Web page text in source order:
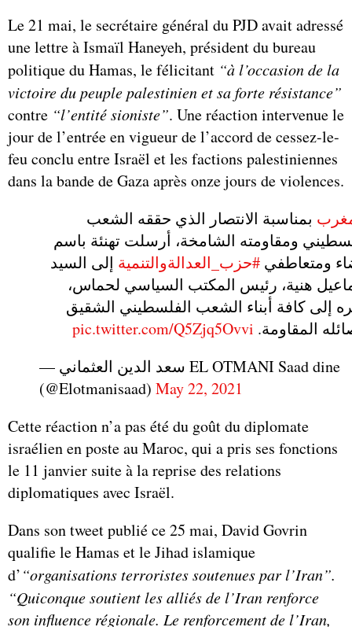
Le 21 mai, le secrétaire général du PJD avait adressé
une lettre à Ismaïl Haneyeh, président du bureau
politique du Hamas, le félicitant “à l’occasion de la
victoire du peuple palestinien et sa forte résistance”
contre “l’entité sioniste”. Une réaction intervenue le
jour de l’entrée en vigueur de l’accord de cessez-le-
feu conclu entre Israël et les factions palestiniennes
dans la bande de Gaza après onze jours de violences.
بمناسبة الانتصار الذي حققه الشعب
ومقاومته الشامخة، أرسلت تهنئة باسم
ومتعاطفي #حزب_العدالةوالتنمية إلى السيد
هنية، رئيس المكتب السياسي لحماس،
إلى كافة أبناء الشعب الفلسطيني الشقيق
المقاومة. pic.twitter.com/Q5Zjq5Ovvi
— سعد الدين العثماني EL OTMANI Saad dine
(@Elotmanisaad) May 22, 2021
Cette réaction n’a pas été du goût du diplomate
israélien en poste au Maroc, qui a pris ses fonctions
le 11 janvier suite à la reprise des relations
diplomatiques avec Israël.
Dans son tweet publié ce 25 mai, David Govrin
qualifie le Hamas et le Jihad islamique
d’“organisations terroristes soutenues par l’Iran”.
“Quiconque soutient les alliés de l’Iran renforce
son influence régionale. Le renforcement de l’Iran,